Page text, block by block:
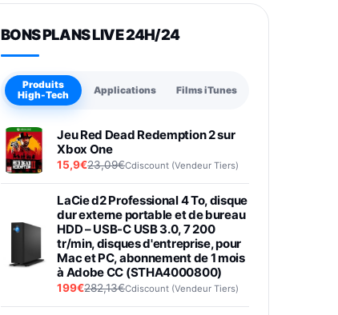
BONS PLANS LIVE 24H/24
Produits
High-Tech
Applications Films iTunes
Jeu Red Dead Redemption 2 sur
Xbox One
15,9€23,09€Cdiscount (Vendeur Tiers)
LaCie d2 Professional 4 To, disque
dur externe portable et de bureau
HDD – USB-C USB 3.0, 7 200
tr/min, disques d'entreprise, pour
Mac et PC, abonnement de 1 mois
à Adobe CC (STHA4000800)
199€282,13€Cdiscount (Vendeur Tiers)